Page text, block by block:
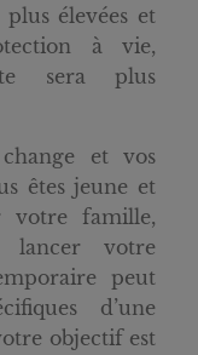
élevées et
à vie,
sera plus
et vos
êtes jeune et
votre famille,
lancer votre
peut
d’une
objectif est